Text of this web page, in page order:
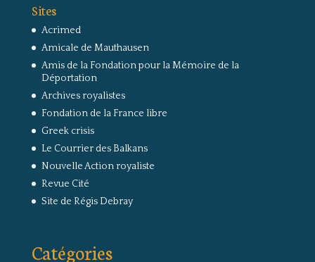
Sites
Acrimed
Amicale de Mauthausen
Amis de la Fondation pour la Mémoire de la
Déportation
Archives royalistes
Fondation de la France libre
Greek crisis
Le Courrier des Balkans
Nouvelle Action royaliste
Revue Cité
Site de Régis Debray
Catégories